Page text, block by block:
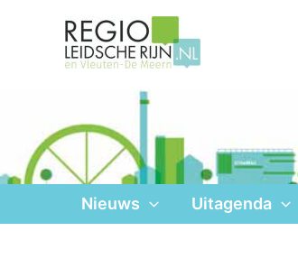
Nieuws Uitagenda